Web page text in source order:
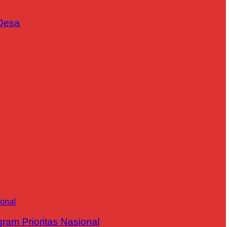
Prioritas Nasional